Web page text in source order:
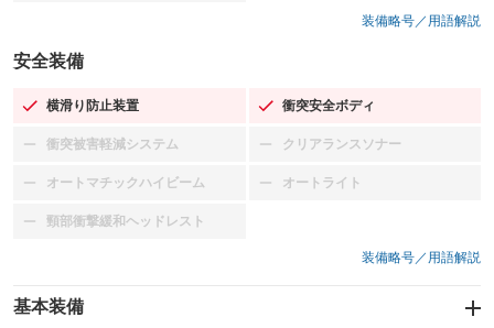
装備略号／用語解説
安全装備
横滑り防止装置
：装備あり 衝突安全ボディ
：装備あり
衝突被害軽減システム
：装備なし クリアランスソナー
：装備なし
オートマチックハイビーム
：装備なし オートライト
：装備なし
頸部衝撃緩和ヘッドレスト
：装備なし
装備略号／用語解説
基本装備